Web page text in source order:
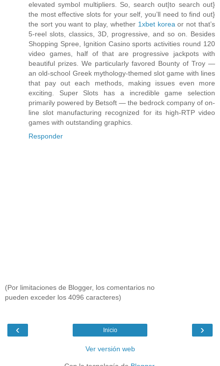
elevated symbol multipliers. So, search out|to search out}
the most effective slots for your self, you’ll need to find out}
the sort you want to play, whether 1xbet korea or not that’s
5-reel slots, classics, 3D, progressive, and so on. Besides
Shopping Spree, Ignition Casino sports activities round 120
video games, half of that are progressive jackpots with
beautiful prizes. We particularly favored Bounty of Troy —
an old-school Greek mythology-themed slot game with lines
that pay out each methods, making issues even more
exciting. Super Slots has a incredible game selection
primarily powered by Betsoft — the bedrock company of on-
line slot manufacturing recognized for its high-RTP video
games with outstanding graphics.
Responder
(Por limitaciones de Blogger, los comentarios no
pueden exceder los 4096 caracteres)
‹ ›
Inicio
Ver versión web